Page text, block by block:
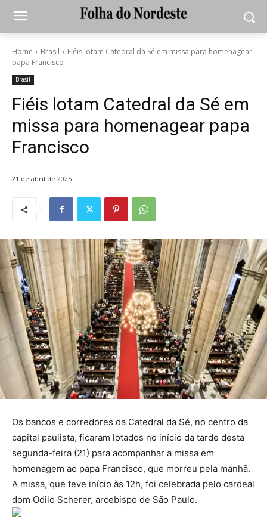
Home Brasil
Fiéis lotam Catedral da Sé em missa para homenagear
papa Francisco
Brasil
Fiéis lotam Catedral da Sé em
missa para homenagear papa
Francisco
21 de abril de 2025
Os bancos e corredores da Catedral da Sé, no centro da
capital paulista, ficaram lotados no início da tarde desta
segunda-feira (21) para acompanhar a missa em
homenagem ao papa Francisco, que morreu pela manhã.
A missa, que teve início às 12h, foi celebrada pelo cardeal
dom Odilo Scherer, arcebispo de São Paulo.